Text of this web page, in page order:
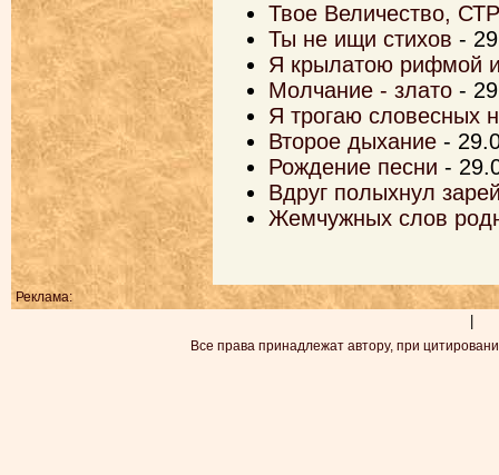
Твое Величество,
Ты не ищи стихов -
Я крылатою рифмой
Молчание - злато -
Я трогаю словесных
Второе дыхание -
Рождение песни -
Вдруг полыхнул
Жемчужных слов
Реклама:
Все права принадлежат автору, при